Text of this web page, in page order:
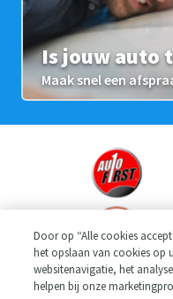
Is jouw auto
Maak snel een
Door op “Alle cookies
het opslaan van cookies op
websitenavigatie, het
helpen bij onze